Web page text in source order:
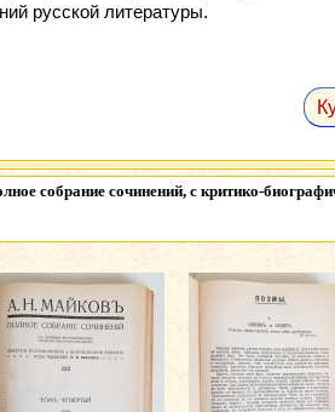
русской литературы.
собрание сочинений, с критико-